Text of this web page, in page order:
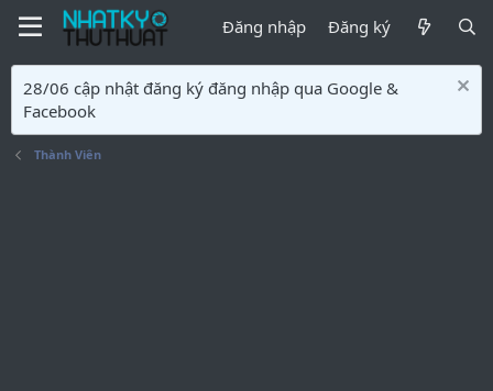
Đăng nhập Đăng ký
28/06 cập nhật đăng ký đăng nhập qua Google &
Facebook
Thành Viên